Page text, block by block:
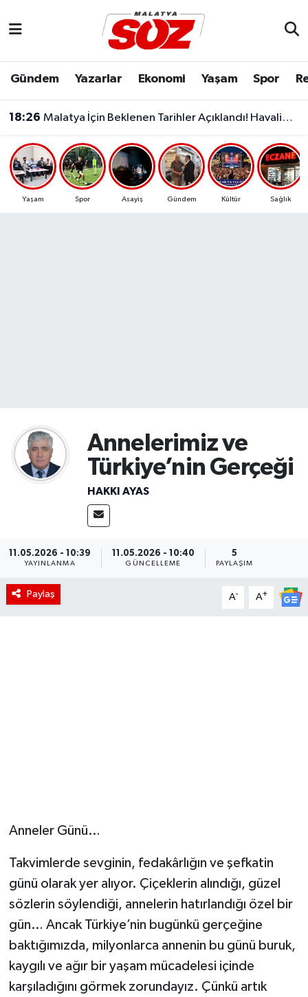
Gündem Yazarlar Ekonomi Yaşam Spor
18:26 Malatya İçin Beklenen Tarihler Açıklandı! Havalimanı ve Çevre Yolu Açılıyor..
Yaşam Spor Asayiş Gündem Kültür Sağlık
Annelerimiz ve
Türkiye’nin Gerçeği
HAKKI AYAS
11.05.2026 - 10:39
YAYINLANMA
11.05.2026 - 10:40
GÜNCELLEME
5
PAYLAŞIM
Paylaş A- A+
Anneler Günü…
Takvimlerde sevginin, fedakârlığın ve şefkatin
günü olarak yer alıyor. Çiçeklerin alındığı, güzel
sözlerin söylendiği, annelerin hatırlandığı özel bir
gün… Ancak Türkiye’nin bugünkü gerçeğine
baktığımızda, milyonlarca annenin bu günü buruk,
kaygılı ve ağır bir yaşam mücadelesi içinde
karşıladığını görmek zorundayız. Çünkü artık
Dünya
Eğitim
Ekonomi
Spor
Yaşam
Malatya Nöbetçi Eczaneler
Malatya Namaz Vakitleri
Malatya Trafik Yoğunluk Haritası
Süper Lig Puan Durumu ve Fikstür